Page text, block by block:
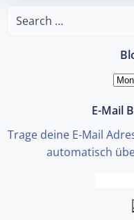
Search
E-Mail
Trage deine E-Mail
automatisch